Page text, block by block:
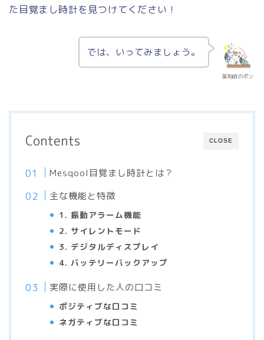
た目覚まし時計を見つけてください！
薬剤師のポン
では、いってみましょう。
CLOSE
Contents
Mesqool目覚まし時計とは？
主な機能と特徴
1. 振動アラーム機能
2. サイレントモード
3. デジタルディスプレイ
4. バッテリーバックアップ
実際に使用した人の口コミ
ポジティブな口コミ
ネガティブな口コミ